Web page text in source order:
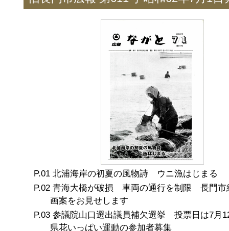
北浦海岸の初夏の風物詩 ウニ漁はじまる
青海大橋が破損 車両の通行を制限 長門市
画案をお見せします
参議院山口選出議員補欠選挙 投票日は7月
県花いっぱい運動の参加者募集